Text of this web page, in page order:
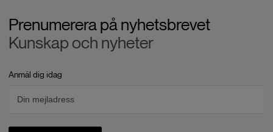
Prenumerera på nyhetsbrevet
Kunskap och nyheter
Anmäl dig idag